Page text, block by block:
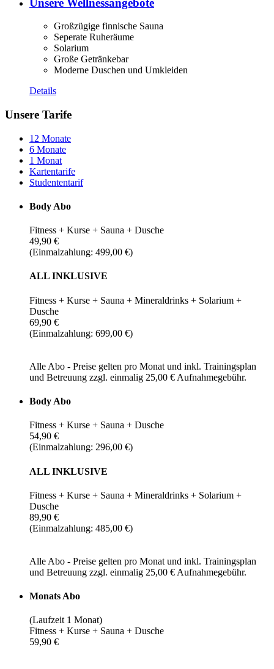
Großzügige finnische Sauna
Seperate Ruheräume
Solarium
Große Getränkebar
Moderne Duschen und Umkleiden
Details
Unsere Tarife
12 Monate
6 Monate
1 Monat
Kartentarife
Studententarif
Body Abo
Fitness + Kurse + Sauna + Dusche
49,90 €
(Einmalzahlung: 499,00 €)
ALL INKLUSIVE
Fitness + Kurse + Sauna + Mineraldrinks + Solarium +
Dusche
69,90 €
(Einmalzahlung: 699,00 €)
Alle Abo - Preise gelten pro Monat und inkl. Trainingsplan
und Betreuung zzgl. einmalig 25,00 € Aufnahmegebühr.
Body Abo
Fitness + Kurse + Sauna + Dusche
54,90 €
(Einmalzahlung: 296,00 €)
ALL INKLUSIVE
Fitness + Kurse + Sauna + Mineraldrinks + Solarium +
Dusche
89,90 €
(Einmalzahlung: 485,00 €)
Alle Abo - Preise gelten pro Monat und inkl. Trainingsplan
und Betreuung zzgl. einmalig 25,00 € Aufnahmegebühr.
Monats Abo
(Laufzeit 1 Monat)
Fitness + Kurse + Sauna + Dusche
59,90 €